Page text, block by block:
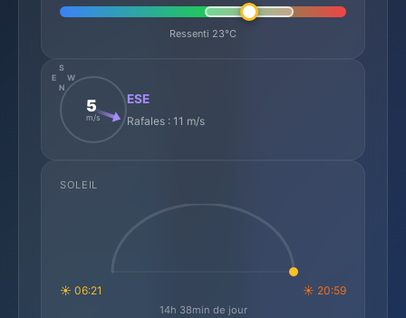
Ressenti 23°C
N
S
E
W
5
m/s
ESE
Rafales : 11 m/s
SOLEIL
☀ 06:21 ☀ 20:59
14h 38min de jour